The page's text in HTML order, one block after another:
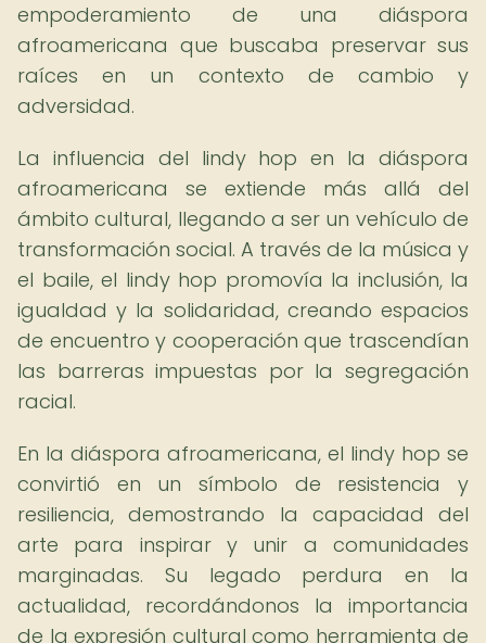
empoderamiento de una diáspora
afroamericana que buscaba preservar sus
raíces en un contexto de cambio y
adversidad.
La influencia del lindy hop en la diáspora
afroamericana se extiende más allá del
ámbito cultural, llegando a ser un vehículo de
transformación social. A través de la música y
el baile, el lindy hop promovía la inclusión, la
igualdad y la solidaridad, creando espacios
de encuentro y cooperación que trascendían
las barreras impuestas por la segregación
racial.
En la diáspora afroamericana, el lindy hop se
convirtió en un símbolo de resistencia y
resiliencia, demostrando la capacidad del
arte para inspirar y unir a comunidades
marginadas. Su legado perdura en la
actualidad, recordándonos la importancia
de la expresión cultural como herramienta de